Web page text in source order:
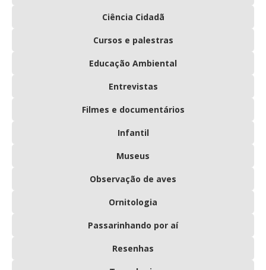
Ciência Cidadã
Cursos e palestras
Educação Ambiental
Entrevistas
Filmes e documentários
Infantil
Museus
Observação de aves
Ornitologia
Passarinhando por aí
Resenhas